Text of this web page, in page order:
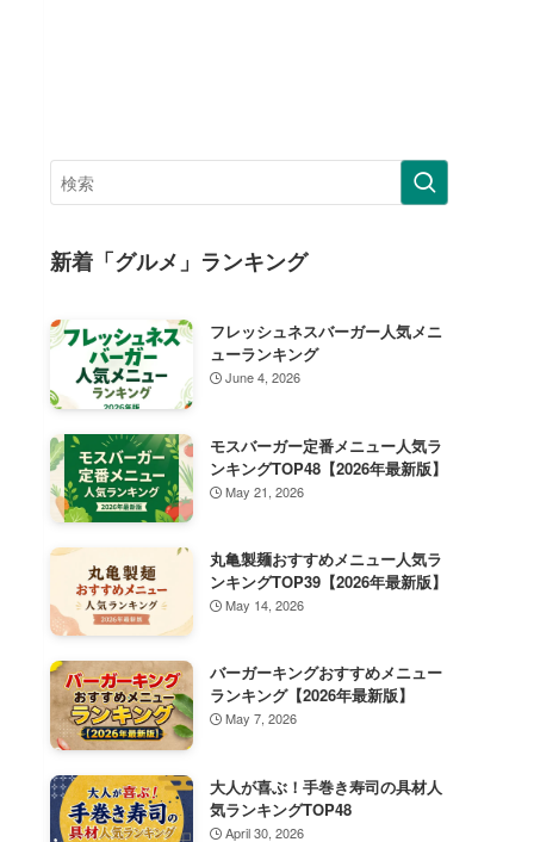
新着「グルメ」ランキング
フレッシュネスバーガー人気メニ
ューランキング
June 4, 2026
モスバーガー定番メニュー人気ラ
ンキングTOP48【2026年最新版】
May 21, 2026
丸亀製麺おすすめメニュー人気ラ
ンキングTOP39【2026年最新版】
May 14, 2026
バーガーキングおすすめメニュー
ランキング【2026年最新版】
May 7, 2026
大人が喜ぶ！手巻き寿司の具材人
気ランキングTOP48
April 30, 2026